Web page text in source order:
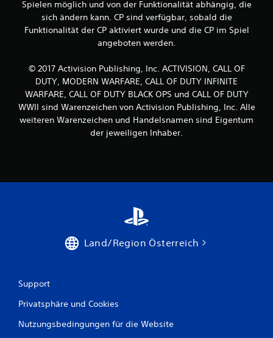
n
e
a
u
s
Spielen möglich und von der Funktionalität abhängig, die
sich ändern kann. CP sind verfügbar, sobald die
Funktionalität der CP aktiviert wurde und die CP im Spiel
angeboten werden.
© 2017 Activision Publishing, Inc. ACTIVISION, CALL OF
DUTY, MODERN WARFARE, CALL OF DUTY INFINITE
WARFARE, CALL OF DUTY BLACK OPS und CALL OF DUTY
WWII sind Warenzeichen von Activision Publishing, Inc. Alle
weiteren Warenzeichen und Handelsnamen sind Eigentum
der jeweiligen Inhaber.
Land/Region Österreich
Support
Privatsphäre und Cookies
Nutzungsbedingungen für die Website